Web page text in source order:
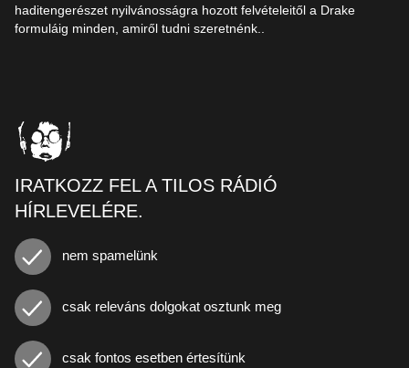
haditengerészet nyilvánosságra hozott felvételeitől a Drake
formuláig minden, amiről tudni szeretnénk..
IRATKOZZ FEL A TILOS RÁDIÓ
HÍRLEVELÉRE.
nem spamelünk
csak releváns dolgokat osztunk meg
csak fontos esetben értesítünk